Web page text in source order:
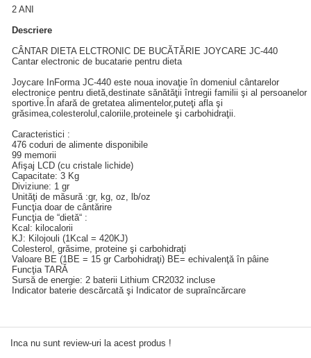
2 ANI
Descriere
CÂNTAR DIETA ELCTRONIC DE BUCĂTĂRIE JOYCARE JC-440
Cantar electronic de bucatarie pentru dieta
Joycare InForma JC-440 este noua inovaţie în domeniul cântarelor
electronice pentru dietă,destinate sănătăţii întregii familii şi al persoanelor
sportive.În afară de gretatea alimentelor,puteţi afla şi
grăsimea,colesterolul,caloriile,proteinele şi carbohidraţii.
Caracteristici :
476 coduri de alimente disponibile
99 memorii
Afişaj LCD (cu cristale lichide)
Capacitate: 3 Kg
Diviziune: 1 gr
Unităţi de măsură :gr, kg, oz, lb/oz
Funcţia doar de cântărire
Funcţia de “dietă“ :
Kcal: kilocalorii
KJ: Kilojouli (1Kcal = 420KJ)
Colesterol, grăsime, proteine şi carbohidraţi
Valoare BE (1BE = 15 gr Carbohidraţi) BE= echivalenţă în pâine
Funcţia TARĂ
Sursă de energie: 2 baterii Lithium CR2032 incluse
Indicator baterie descărcată şi Indicator de supraîncărcare
Inca nu sunt review-uri la acest produs !